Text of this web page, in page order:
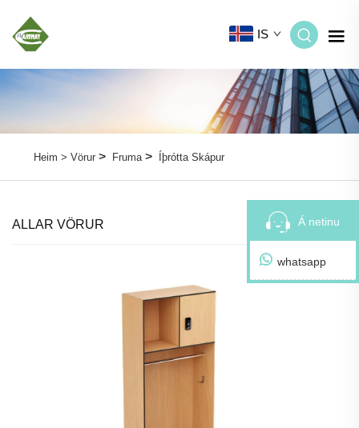
IS
Heim > Vörur> Fruma> Íþrótta Skápur
ALLAR VÖRUR Á netinu
whatsapp